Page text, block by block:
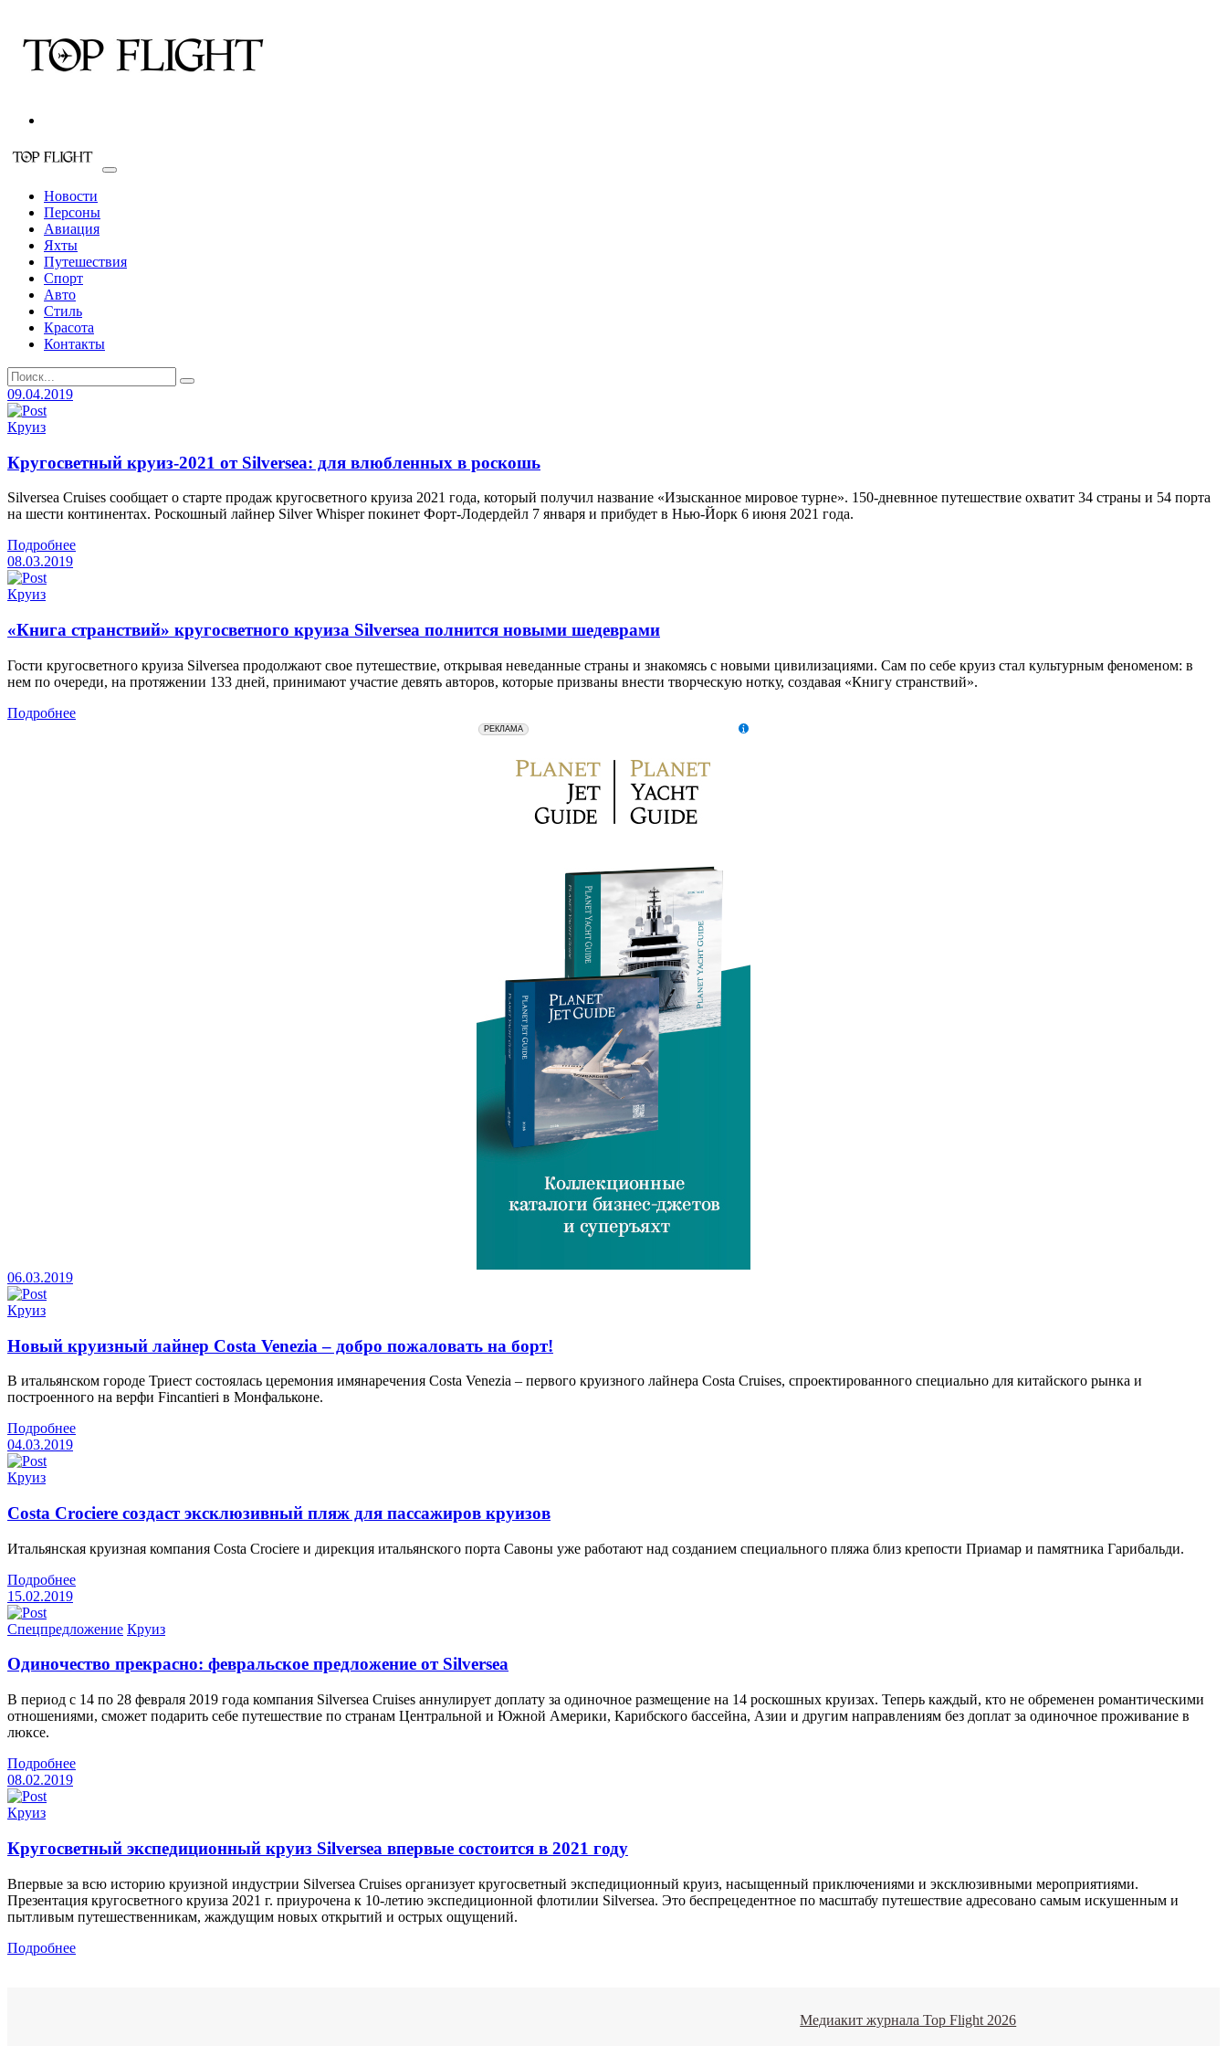
Новости
Персоны
Авиация
Яхты
Путешествия
Спорт
Авто
Стиль
Красота
Контакты
09.04.2019
Круиз
Кругосветный круиз-2021 от Silversea: для влюбленных в роскошь
Silversea Cruises сообщает о старте продаж кругосветного круиза 2021 года, который получил название «Изысканное мировое турне». 150-дневнное путешествие охватит 34 страны и 54 порта
на шести континентах. Роскошный лайнер Silver Whisper покинет Форт-Лодердейл 7 января и прибудет в Нью-Йорк 6 июня 2021 года.
Подробнее
08.03.2019
Круиз
«Книга странствий» кругосветного круиза Silversea полнится новыми шедеврами
Гости кругосветного круиза Silversea продолжают свое путешествие, открывая неведанные страны и знакомясь с новыми цивилизациями. Сам по себе круиз стал культурным феноменом: в
нем по очереди, на протяжении 133 дней, принимают участие девять авторов, которые призваны внести творческую нотку, создавая «Книгу странствий».
Подробнее
erid: 2SDnjeZkchy
РЕКЛАМА
ООО "Авиапромо" Местонахождение: 119435, г. Москва,
Большой Саввинский пер., д. 9, стр. 1 ОГРН:
06.03.2019
Круиз
Новый круизный лайнер Costa Venezia – добро пожаловать на борт!
В итальянском городе Триест состоялась церемония имянаречения Costa Venezia – первого круизного лайнера Costa Cruises, спроектированного специально для китайского рынка и
построенного на верфи Fincantieri в Монфальконе.
Подробнее
04.03.2019
Круиз
Costa Crociere создаст эксклюзивный пляж для пассажиров круизов
Итальянская круизная компания Costa Crociere и дирекция итальянского порта Савоны уже работают над созданием специального пляжа близ крепости Приамар и памятника Гарибальди.
Подробнее
15.02.2019
Спецпредложение Круиз
Одиночество прекрасно: февральское предложение от Silversea
В период с 14 по 28 февраля 2019 года компания Silversea Cruises аннулирует доплату за одиночное размещение на 14 роскошных круизах. Теперь каждый, кто не обременен романтическими
отношениями, сможет подарить себе путешествие по странам Центральной и Южной Америки, Карибского бассейна, Азии и другим направлениям без доплат за одиночное проживание в
люксе.
Подробнее
08.02.2019
Круиз
Кругосветный экспедиционный круиз Silversea впервые состоится в 2021 году
Впервые за всю историю круизной индустрии Silversea Cruises организует кругосветный экспедиционный круиз, насыщенный приключениями и эксклюзивными мероприятиями.
Презентация кругосветного круиза 2021 г. приурочена к 10-летию экспедиционной флотилии Silversea. Это беспрецедентное по масштабу путешествие адресовано самым искушенным и
пытливым путешественникам, жаждущим новых открытий и острых ощущений.
Подробнее
Медиакит журнала Top Flight 2026